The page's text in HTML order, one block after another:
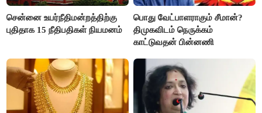
சென்னை உயர்நீதிமன்றத்திற்கு
புதிதாக 15 நீதிபதிகள் நியமனம்
பொது வேட்பாளராகும் சீமான்?
திமுகவிடம் நெருக்கம்
காட்டுவதன் பின்னணி